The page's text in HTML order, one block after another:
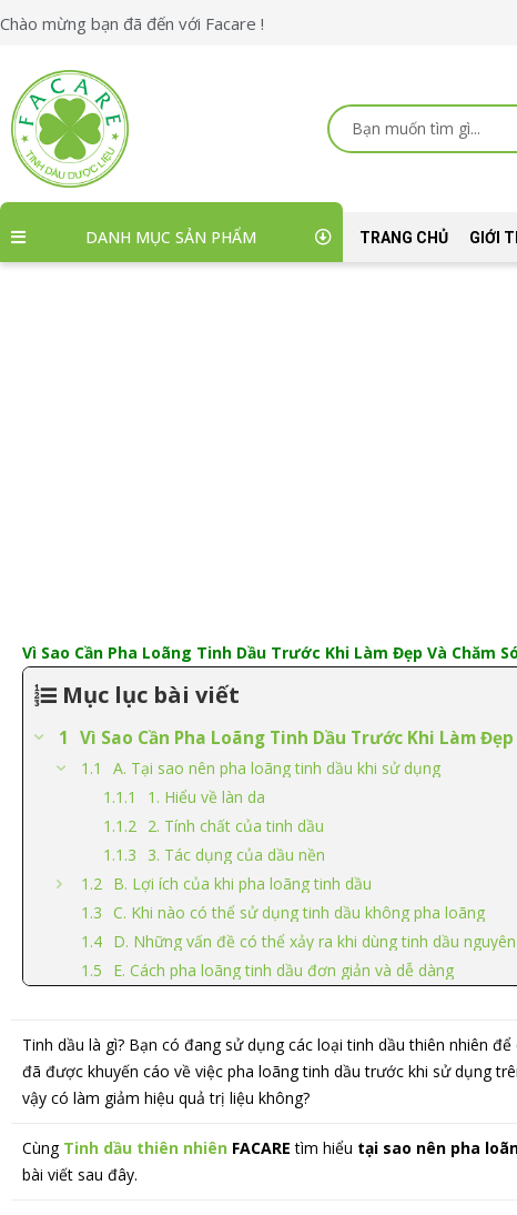
Nhảy
dung
Chào mừng bạn đã đến với Facare !
Search
...
DANH MỤC SẢN PHẨM TRANG CHỦ GIỚI
Vì Sao Cần Pha Loãng Tinh Dầu Trước Khi Làm Đẹp Và Chăm
Mục lục bài viết
Vì Sao Cần Pha Loãng Tinh Dầu Trước Khi Làm Đẹp
A. Tại sao nên pha loãng tinh dầu khi sử dụng
1. Hiểu về làn da
2. Tính chất của tinh dầu
3. Tác dụng của dầu nền
B. Lợi ích của khi pha loãng tinh dầu
C. Khi nào có thể sử dụng tinh dầu không pha loãng
D. Những vấn đề có thể xảy ra khi dùng tinh dầu
E. Cách pha loãng tinh dầu đơn giản và dễ dàng
Tinh dầu là gì? Bạn có đang sử dụng các loại tinh dầu thiên nhiên
đã được khuyến cáo về việc pha loãng tinh dầu trước khi sử dụng
vậy có làm giảm hiệu quả trị liệu không?
Cùng Tinh dầu thiên nhiên FACARE tìm hiểu tại sao nên pha
bài viết sau đây.